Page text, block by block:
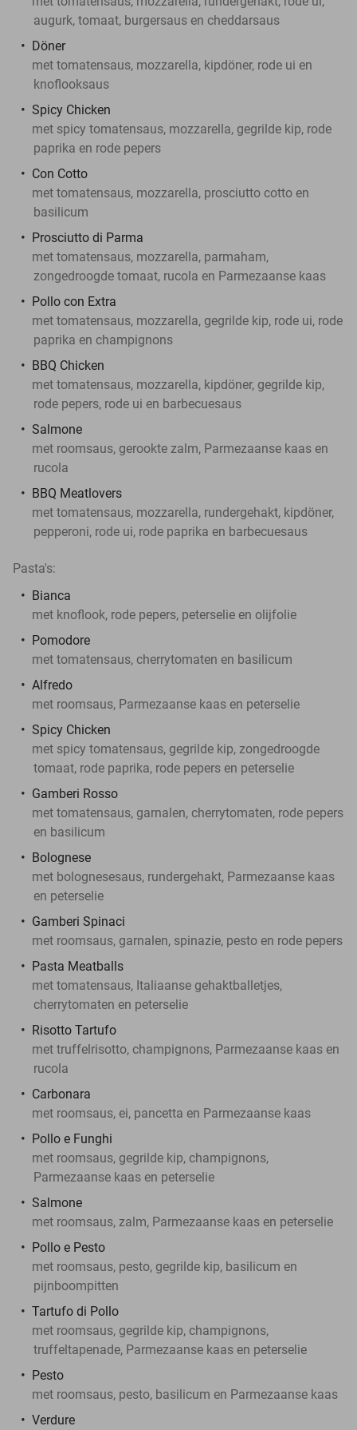
augurk, tomaat, burgersaus en cheddarsaus
Döner
met tomatensaus, mozzarella, kipdöner, rode ui en
knoflooksaus
Spicy Chicken
met spicy tomatensaus, mozzarella, gegrilde kip, rode
paprika en rode pepers
Con Cotto
met tomatensaus, mozzarella, prosciutto cotto en
basilicum
Prosciutto di Parma
met tomatensaus, mozzarella, parmaham,
zongedroogde tomaat, rucola en Parmezaanse kaas
Pollo con Extra
met tomatensaus, mozzarella, gegrilde kip, rode ui, rode
paprika en champignons
BBQ Chicken
met tomatensaus, mozzarella, kipdöner, gegrilde kip,
rode pepers, rode ui en barbecuesaus
Salmone
met roomsaus, gerookte zalm, Parmezaanse kaas en
rucola
BBQ Meatlovers
met tomatensaus, mozzarella, rundergehakt, kipdöner,
pepperoni, rode ui, rode paprika en barbecuesaus
Pasta's:
Bianca
met knoflook, rode pepers, peterselie en olijfolie
Pomodore
met tomatensaus, cherrytomaten en basilicum
Alfredo
met roomsaus, Parmezaanse kaas en peterselie
Spicy Chicken
met spicy tomatensaus, gegrilde kip, zongedroogde
tomaat, rode paprika, rode pepers en peterselie
Gamberi Rosso
met tomatensaus, garnalen, cherrytomaten, rode pepers
en basilicum
Bolognese
met bolognesesaus, rundergehakt, Parmezaanse kaas
en peterselie
Gamberi Spinaci
met roomsaus, garnalen, spinazie, pesto en rode pepers
Pasta Meatballs
met tomatensaus, Italiaanse gehaktballetjes,
cherrytomaten en peterselie
Risotto Tartufo
met truffelrisotto, champignons, Parmezaanse kaas en
rucola
Carbonara
met roomsaus, ei, pancetta en Parmezaanse kaas
Pollo e Funghi
met roomsaus, gegrilde kip, champignons,
Parmezaanse kaas en peterselie
Salmone
met roomsaus, zalm, Parmezaanse kaas en peterselie
Pollo e Pesto
met roomsaus, pesto, gegrilde kip, basilicum en
pijnboompitten
Tartufo di Pollo
met roomsaus, gegrilde kip, champignons,
truffeltapenade, Parmezaanse kaas en peterselie
Pesto
met roomsaus, pesto, basilicum en Parmezaanse kaas
Verdure